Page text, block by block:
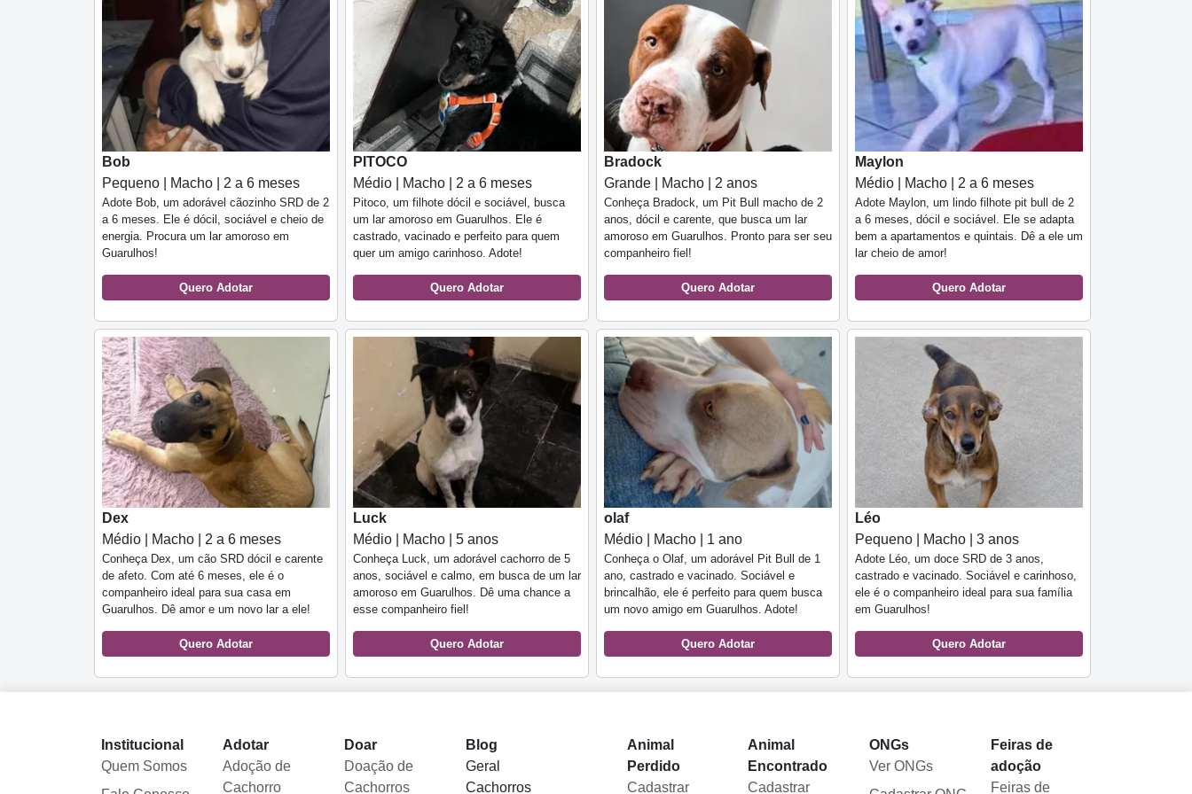
Bob
Pequeno | Macho | 2 a 6 meses
Adote Bob, um adorável cãozinho SRD de 2
a 6 meses. Ele é dócil, sociável e cheio de
energia. Procura um lar amoroso em
Guarulhos!
Quero Adotar
PITOCO
Médio | Macho | 2 a 6 meses
Pitoco, um filhote dócil e sociável, busca
um lar amoroso em Guarulhos. Ele é
castrado, vacinado e perfeito para quem
quer um amigo carinhoso. Adote!
Quero Adotar
Bradock
Grande | Macho | 2 anos
Conheça Bradock, um Pit Bull macho de 2
anos, dócil e carente, que busca um lar
amoroso em Guarulhos. Pronto para ser seu
companheiro fiel!
Quero Adotar
Maylon
Médio | Macho | 2 a 6 meses
Adote Maylon, um lindo filhote pit bull de 2
a 6 meses, dócil e sociável. Ele se adapta
bem a apartamentos e quintais. Dê a ele um
lar cheio de amor!
Quero Adotar
Dex
Médio | Macho | 2 a 6 meses
Conheça Dex, um cão SRD dócil e carente
de afeto. Com até 6 meses, ele é o
companheiro ideal para sua casa em
Guarulhos. Dê amor e um novo lar a ele!
Quero Adotar
Luck
Médio | Macho | 5 anos
Conheça Luck, um adorável cachorro de 5
anos, sociável e calmo, em busca de um lar
amoroso em Guarulhos. Dê uma chance a
esse companheiro fiel!
Quero Adotar
olaf
Médio | Macho | 1 ano
Conheça o Olaf, um adorável Pit Bull de 1
ano, castrado e vacinado. Sociável e
brincalhão, ele é perfeito para quem busca
um novo amigo em Guarulhos. Adote!
Quero Adotar
Léo
Pequeno | Macho | 3 anos
Adote Léo, um doce SRD de 3 anos,
castrado e vacinado. Sociável e carinhoso,
ele é o companheiro ideal para sua família
em Guarulhos!
Quero Adotar
Institucional
Quem Somos
Adotar
Adoção de
Cachorro
Doar
Doação de
Cachorros
Blog
Geral
Cachorros
Animal
Perdido
Cadastrar
Animal
Encontrado
Cadastrar
ONGs
Ver ONGs
Feiras de
adoção
Feiras de